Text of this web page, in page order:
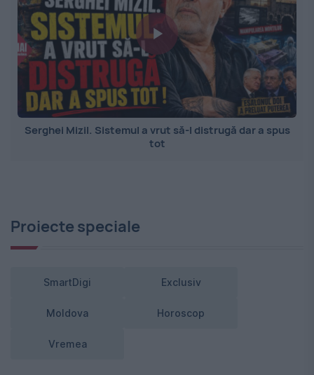
Serghei Mizil. Sistemul a vrut să-l distrugă dar a spus
tot
Proiecte speciale
SmartDigi Exclusiv
Moldova Horoscop
Vremea